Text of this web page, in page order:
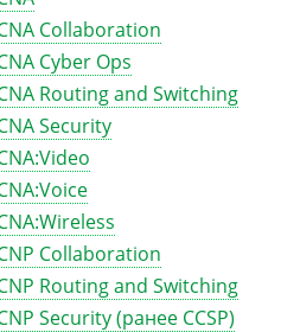
Collaboration
Cyber Ops
Routing and Switching
Security
Collaboration
Routing and Switching
Security (ранее CCSP)